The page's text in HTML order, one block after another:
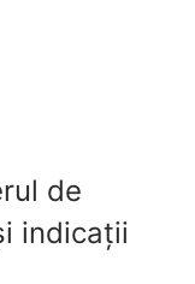
de
indicații